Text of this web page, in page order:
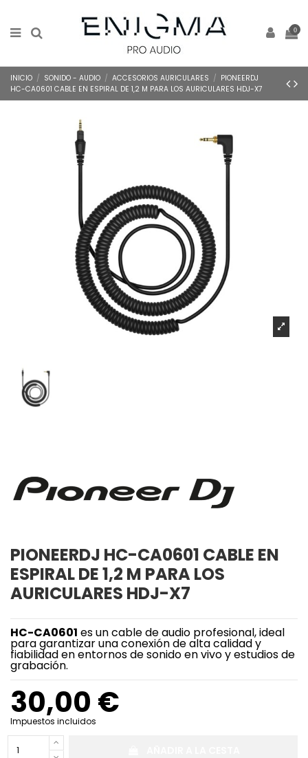
0
INICIO SONIDO - AUDIO ACCESORIOS AURICULARES
PIONEERDJ
HC-CA0601 CABLE EN ESPIRAL DE 1,2 M PARA LOS AURICULARES HDJ-X7
PIONEERDJ HC-CA0601 CABLE EN
ESPIRAL DE 1,2 M PARA LOS
AURICULARES HDJ-X7
HC-CA0601 es un cable de audio profesional, ideal
para garantizar una conexión de alta calidad y
fiabilidad en entornos de sonido en vivo y estudios de
grabación.
30,00 €
Impuestos incluidos